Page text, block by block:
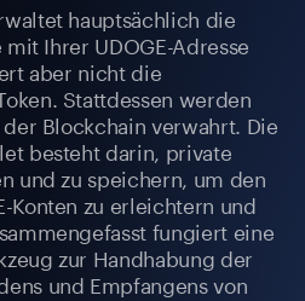
hauptsächlich die
Ihrer UDOGE-Adresse
aber nicht die
Stattdessen werden
Blockchain verwahrt. Die
besteht darin, private
und zu speichern, um den
Konten zu erleichtern und
fungiert eine
zur Handhabung der
und Empfangens von